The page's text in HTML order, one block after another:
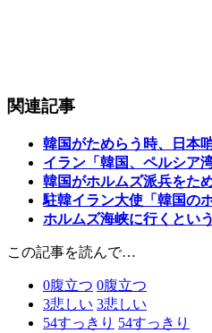
関連記事
韓国がためらう時、日本
イラン「韓国、ペルシア
韓国がホルムズ派兵をた
駐韓イラン大使「韓国の
ホルムズ海峡に行くとい
この記事を読んで…
0腹立つ 0腹立つ
3悲しい 3悲しい
54すっきり 54すっきり